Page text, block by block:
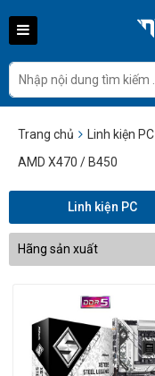
Trang chủ Linh kiện PC
AMD X470 / B450
Linh kiện PC
Hãng sản xuất